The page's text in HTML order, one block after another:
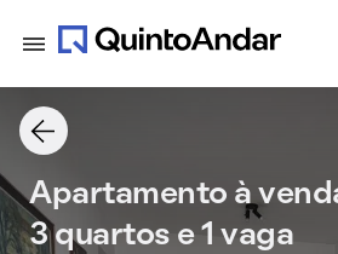
Apartamento à
3 quartos e 1 vaga